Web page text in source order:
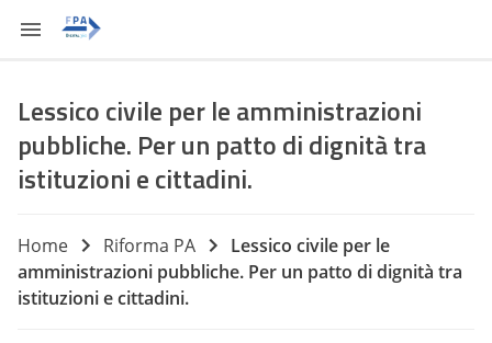
Lessico civile per le amministrazioni
pubbliche. Per un patto di dignità tra
istituzioni e cittadini.
Home Riforma PA
Lessico civile per le
amministrazioni pubbliche. Per un patto di dignità tra
istituzioni e cittadini.